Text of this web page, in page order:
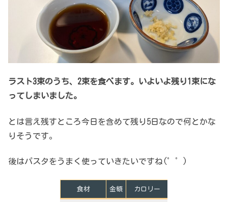
ラスト3束のうち、2束を食べます。いよいよ残り1束にな
ってしまいました。
とは言え残すところ今日を含めて残り5日なので何とかな
りそうです。
後はパスタをうまく使っていきたいですね(゜゜)
食材 金額 カロリー